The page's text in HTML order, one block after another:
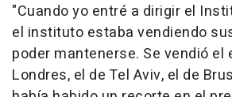
"Cuando yo entré a dirigir el
el instituto estaba vendiendo
poder mantenerse. Se vendió el
Londres, el de Tel Aviv, el de